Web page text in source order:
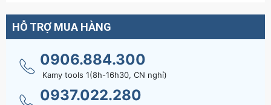
HỖ TRỢ MUA HÀNG
0906.884.300
Kamy tools 1(8h-16h30, CN nghỉ)
0937.022.280